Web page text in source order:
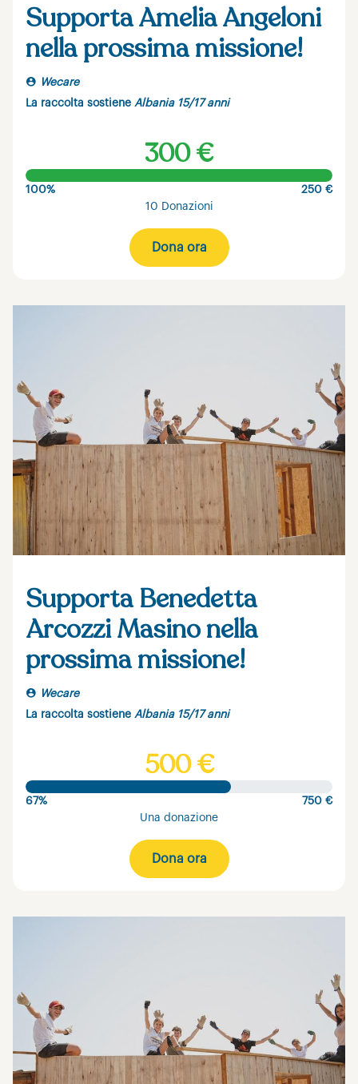
Supporta Amelia Angeloni
nella prossima missione!
Wecare
La raccolta sostiene Albania 15/17 anni
300 €
100%
250 €
10 Donazioni
Dona ora
Supporta Benedetta
Arcozzi Masino nella
prossima missione!
Wecare
La raccolta sostiene Albania 15/17 anni
500 €
67%
750 €
Una donazione
Dona ora